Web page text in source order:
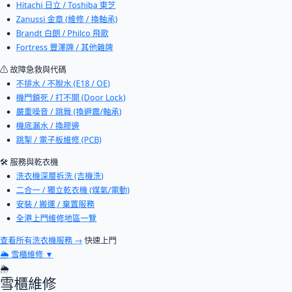
Hitachi 日立 / Toshiba 東芝
Zanussi 金章 (維修 / 換軸承)
Brandt 白朗 / Philco 飛歌
Fortress 豐澤牌 / 其他雜牌
⚠ 故障急救與代碼
不排水 / 不脫水 (E18 / OE)
機門鎖死 / 打不開 (Door Lock)
嚴重噪音 / 跳舞 (換避震/軸承)
機底漏水 / 換膠邊
跳掣 / 電子板維修 (PCB)
🛠 服務與乾衣機
洗衣機深層拆洗 (吉機洗)
二合一 / 獨立乾衣機 (煤氣/電動)
安裝 / 搬運 / 棄置服務
全港上門維修地區一覽
查看所有洗衣機服務 → 快速上門
🌦 雪櫃維修 ▼
🌦
雪櫃維修